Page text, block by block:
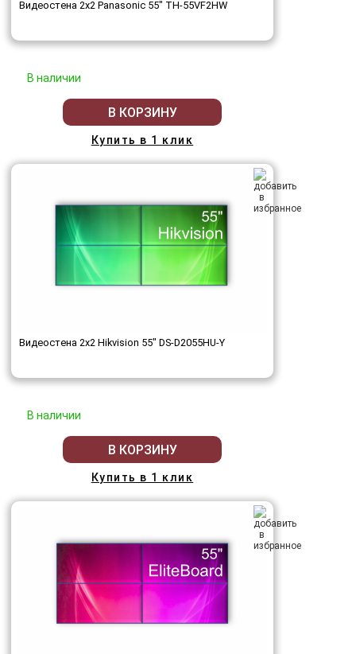
Видеостена 2x2 Panasonic 55" TH-55VF2HW
В наличии
В КОРЗИНУ
Купить в 1 клик
Видеостена 2x2 Hikvision 55" DS-D2055HU-Y
В наличии
В КОРЗИНУ
Купить в 1 клик